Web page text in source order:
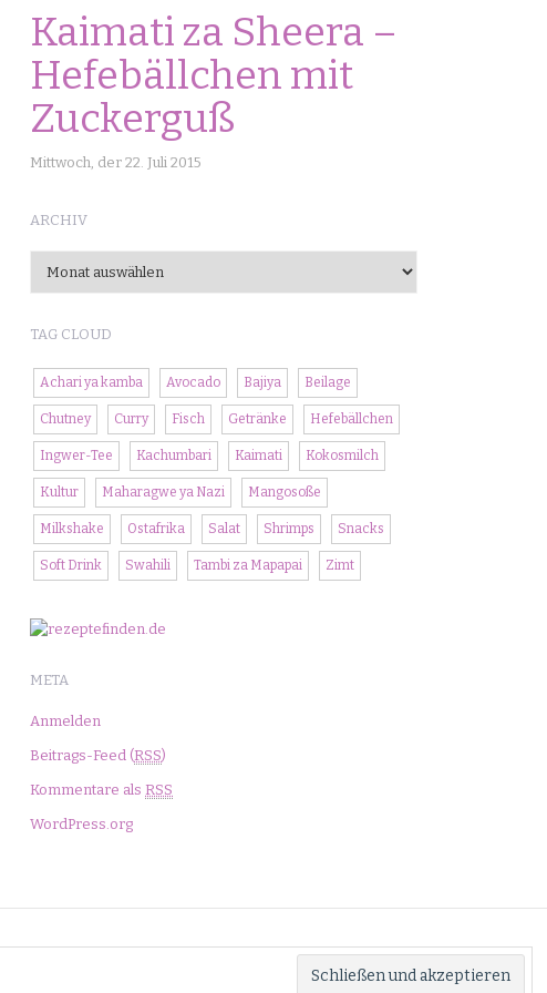
Kaimati za Sheera –
Hefebällchen mit
Zuckerguß
Mittwoch, der 22. Juli 2015
ARCHIV
TAG CLOUD
Achari ya kamba Avocado Bajiya Beilage
Chutney Curry Fisch Getränke Hefebällchen
Ingwer-Tee Kachumbari Kaimati Kokosmilch
Kultur Maharagwe ya Nazi Mangosoße
Milkshake Ostafrika Salat Shrimps Snacks
Soft Drink Swahili Tambi za Mapapai Zimt
META
Anmelden
Beitrags-Feed (RSS)
Kommentare als RSS
WordPress.org